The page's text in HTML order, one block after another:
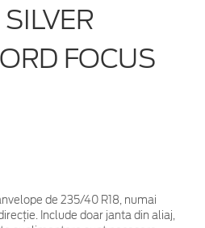
FOCUS
de 235/40 R18, numai
Include doar janta din aliaj,